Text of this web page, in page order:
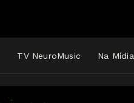
TV NeuroMusic Na Mídia